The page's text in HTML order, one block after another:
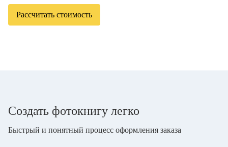
Рассчитать стоимость
Создать фотокнигу легко
Быстрый и понятный процесс оформления заказа